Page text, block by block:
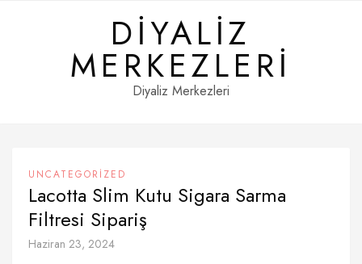
DIYALIZ
MERKEZLERI
Diyaliz Merkezleri
UNCATEGORIZED
Lacotta Slim Kutu Sigara Sarma
Filtresi Sipariş
Haziran 23, 2024